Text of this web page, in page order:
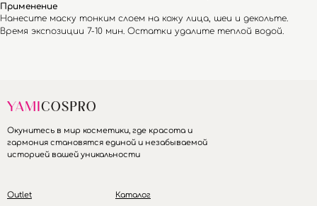
Применение
Нанесите маску тонким слоем на кожу лица, шеи и декольте.
Время экспозиции 7-10 мин. Остатки удалите теплой водой.
Outlet
Окунитесь в мир косметики, где красота и
гармония становятся единой и незабываемой
историей вашей уникальности
Каталог